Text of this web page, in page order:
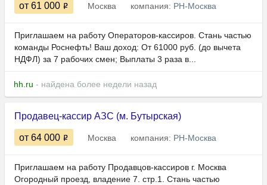
от 61 000 Москва компания: РН-Москва
Приглашаем на работу Операторов-кассиров. Стань частью
команды Роснефть! Ваш доход: От 61000 руб. (до вычета
НДФЛ) за 7 рабочих смен; Выплаты 3 раза в...
hh.ru - найдена более недели назад
Продавец-кассир АЗС (м. Бутырская)
от 64 000 Москва компания: РН-Москва
Приглашaeм на рaбoту Продавцов-кaсcиров г. Москвa
Oгорoдный пpoeзд, влaдение 7. стp.1. Cтань чаcтью